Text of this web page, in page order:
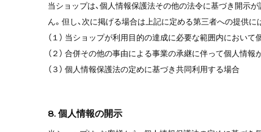
当ショップは、個人情報保護法その他の法令に基づき開示
ん。但し、次に掲げる場合は上記に定める第三者への提供に
（１） 当ショップが利用目的の達成に必要な範囲内におい
（２） 合併その他の事由による事業の承継に伴って個人情報
（３） 個人情報保護法の定めに基づき共同利用する場合
8. 個人情報の開示